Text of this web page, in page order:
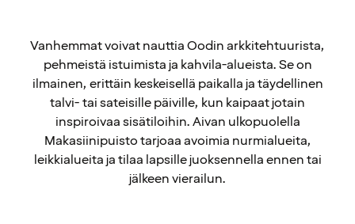
Vanhemmat voivat nauttia Oodin arkkitehtuurista,
pehmeistä istuimista ja kahvila-alueista. Se on
ilmainen, erittäin keskeisellä paikalla ja täydellinen
talvi- tai sateisille päiville, kun kaipaat jotain
inspiroivaa sisätiloihin. Aivan ulkopuolella
Makasiinipuisto tarjoaa avoimia nurmialueita,
leikkialueita ja tilaa lapsille juoksennella ennen tai
jälkeen vierailun.